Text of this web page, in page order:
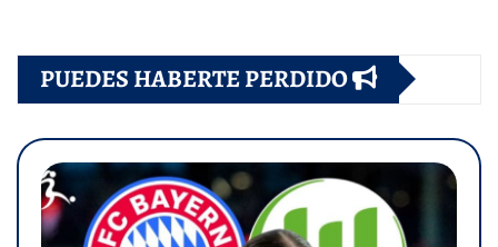
PUEDES HABERTE PERDIDO